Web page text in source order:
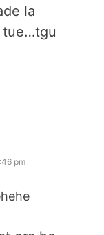
la
tue…tgu
pm